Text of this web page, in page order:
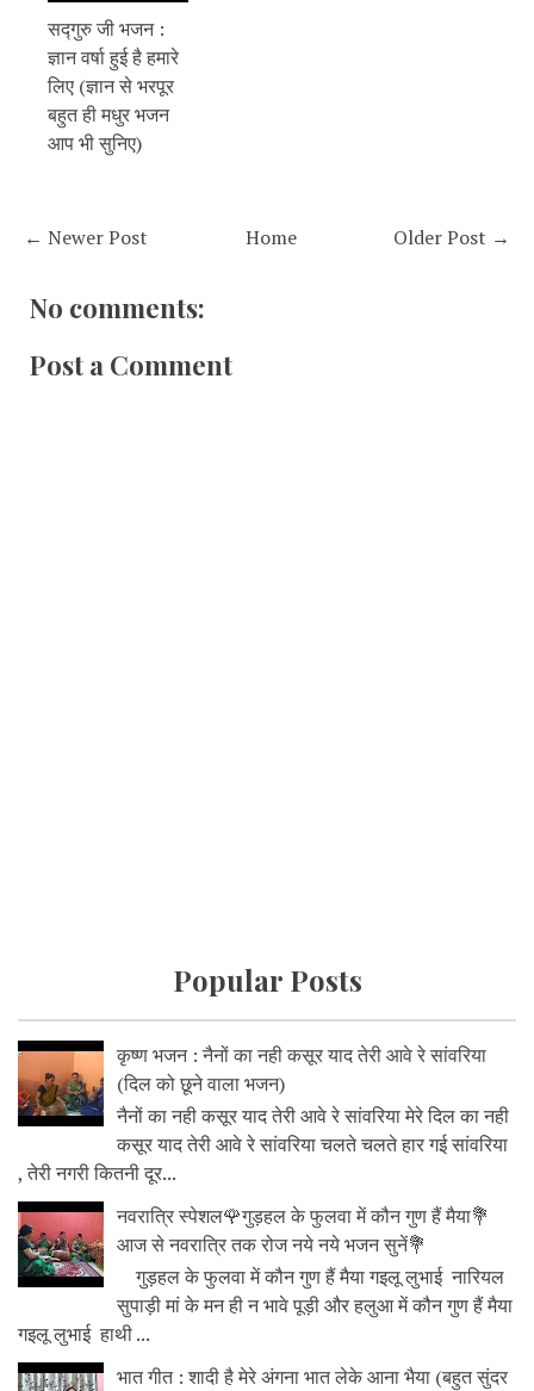
सद्गुरु जी भजन :
ज्ञान वर्षा हुई है हमारे
लिए (ज्ञान से भरपूर
बहुत ही मधुर भजन
आप भी सुनिए)
← Newer Post Older Post →
Home
No comments:
Post a Comment
Popular Posts
कृष्ण भजन : नैनों का नही कसूर याद तेरी आवे रे सांवरिया
(दिल को छूने वाला भजन)
नैनों का नही कसूर याद तेरी आवे रे सांवरिया मेरे दिल का नही
कसूर याद तेरी आवे रे सांवरिया चलते चलते हार गई सांवरिया
, तेरी नगरी कितनी दूर...
नवरात्रि स्पेशल🌹गुड़हल के फुलवा में कौन गुण हैं मैया💐
आज से नवरात्रि तक रोज नये नये भजन सुनें💐
गुड़हल के फुलवा में कौन गुण हैं मैया गइलू लुभाई नारियल
सुपाड़ी मां के मन ही न भावे पूड़ी और हलुआ में कौन गुण हैं मैया
गइलू लुभाई हाथी ...
भात गीत : शादी है मेरे अंगना भात लेके आना भैया (बहुत सुंदर